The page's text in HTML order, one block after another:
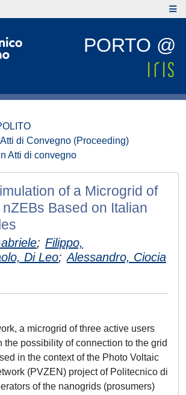
PORTO @
di Convegno (Proceeding)
Atti di convegno
of a Microgrid of
Based on Italian
; Filippo,
Di Leo; Alessandro, Ciocia
a microgrid of three active users
the possibility of connection to the grid
in the context of the Photo Voltaic
(PVZEN) project of Politecnico di
of the nanogrids (prosumers)